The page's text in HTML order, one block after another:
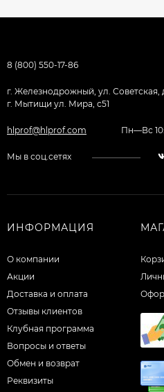
8 (800) 550-17-86
г. Железнодрожный, ул. Советская,
г. Мытищи ул. Мира, с51
hlprof@hlprof.com Пн—Вс
Мы в соц.сетях
ИНФОРМАЦИЯ
О компании
Акции
Доставка и оплата
Отзывы клиентов
Клубная программа
Вопросы и ответы
Обмен и возврат
Реквизиты